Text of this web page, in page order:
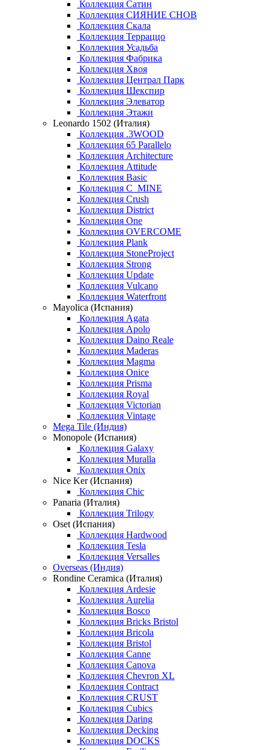
Коллекция Сатин
Коллекция СИЯНИЕ СНОВ
Коллекция Скала
Коллекция Терраццо
Коллекция Усадьба
Коллекция Фабрика
Коллекция Хвоя
Коллекция Централ Парк
Коллекция Шекспир
Коллекция Элеватор
Коллекция Этажи
Leonardo 1502 (Италия)
Коллекция .3WOOD
Коллекция 65 Parallelo
Коллекция Architecture
Коллекция Attitude
Коллекция Basic
Коллекция C_MINE
Коллекция Crush
Коллекция District
Коллекция One
Коллекция OVERCOME
Коллекция Plank
Коллекция StoneProject
Коллекция Strong
Коллекция Update
Коллекция Vulcano
Коллекция Waterfront
Mayolica (Испания)
Коллекция Agata
Коллекция Apolo
Коллекция Daino Reale
Коллекция Maderas
Коллекция Magma
Коллекция Onice
Коллекция Prisma
Коллекция Royal
Коллекция Victorian
Коллекция Vintage
Mega Tile (Индия)
Monopole (Испания)
Коллекция Galaxy
Коллекция Muralla
Коллекция Onix
Nice Ker (Испания)
Коллекция Chic
Panaria (Италия)
Коллекция Trilogy
Oset (Испания)
Коллекция Hardwood
Коллекция Tesla
Коллекция Versalles
Overseas (Индия)
Rondine Ceramica (Италия)
Коллекция Ardesie
Коллекция Aurelia
Коллекция Bosco
Коллекция Bricks Bristol
Коллекция Bricola
Коллекция Bristol
Коллекция Canne
Коллекция Canova
Коллекция Chevron XL
Коллекция Contract
Коллекция CRUST
Коллекция Cubics
Коллекция Daring
Коллекция Decking
Коллекция DOCKS